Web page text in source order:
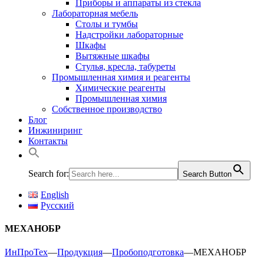
Приборы и аппараты из стекла
Лабораторная мебель
Столы и тумбы
Надстройки лабораторные
Шкафы
Вытяжные шкафы
Стулья, кресла, табуреты
Промышленная химия и реагенты
Химические реагенты
Промышленная химия
Собственное производство
Блог
Инжиниринг
Контакты
Search for: Search Button
English
Русский
МЕХАНОБР
ИнПроТех—Продукция—Пробоподготовка—МЕХАНОБР